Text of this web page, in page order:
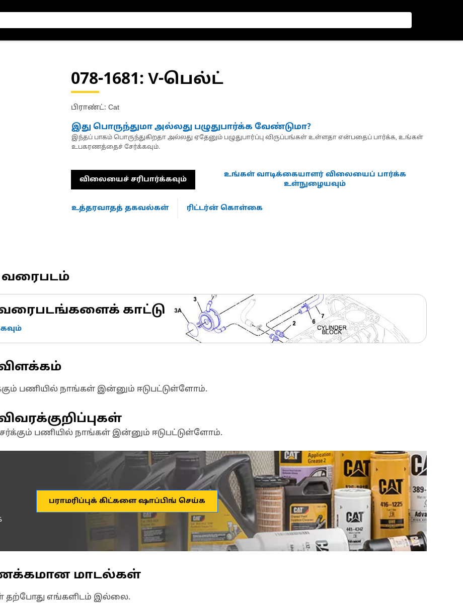
078-1681: V-பெல்ட்
பிராண்ட்: Cat
இது பொருந்துமா அல்லது பழுதுபார்க்க வேண்டுமா?
இந்தப் பாகம் பொருந்துகிறதா அல்லது ஏதேனும் பழுதுபார்ப்பு விருப்பங்கள் உள்ளதா என்பதைப் பார்க்க, உங்கள்
உபகரணத்தைச் சேர்க்கவும்.
விலையைச் சரிபார்க்கவும்
உங்கள் வாடிக்கையாளர் விலையைப் பார்க்க
உள்நுழையவும்
உத்தரவாதத் தகவல்கள் ரிட்டர்ன் கொள்கை
காட்டு
பணியில் நாங்கள் இன்னும் ஈடுபட்டுள்ளோம்.
பணியில் நாங்கள் இன்னும் ஈடுபட்டுள்ளோம்.
பராமரிப்புக் கிட்களை ஷாப்பிங் செய்க
மாடல்கள்
தற்போது எங்களிடம் இல்லை.